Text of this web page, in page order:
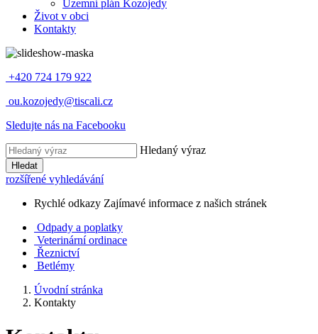
Územní plán Kozojedy
Život v obci
Kontakty
+420 724 179 922
ou.kozojedy@tiscali.cz
Sledujte nás na Facebooku
Hledaný výraz
Hledat
rozšířené vyhledávání
Rychlé odkazy Zajímavé informace z našich stránek
Odpady a poplatky
Veterinární ordinace
Řeznictví
Betlémy
Úvodní stránka
Kontakty